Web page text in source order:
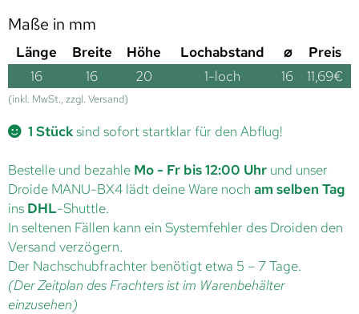
Maße in mm
Länge Breite Höhe Lochabstand ⌀
Preis
16
16 20 1-loch 16 11,69€
(inkl. MwSt., zzgl. Versand)
1 Stücksind sofort startklar für den Abflug!
Bestelle und bezahle Mo - Fr bis 12:00 Uhr und unser
Droide MANU-BX4 lädt deine Ware noch am selben Tag
ins DHL-Shuttle.
In seltenen Fällen kann ein Systemfehler des Droiden den
Versand verzögern.
Der Nachschubfrachter benötigt etwa 5 – 7 Tage.
(Der Zeitplan des Frachters ist im Warenbehälter
einzusehen)